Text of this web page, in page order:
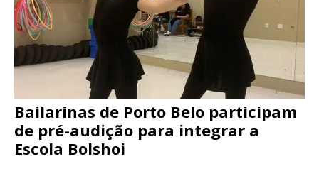
Bailarinas de Porto Belo participam
de pré-audição para integrar a
Escola Bolshoi